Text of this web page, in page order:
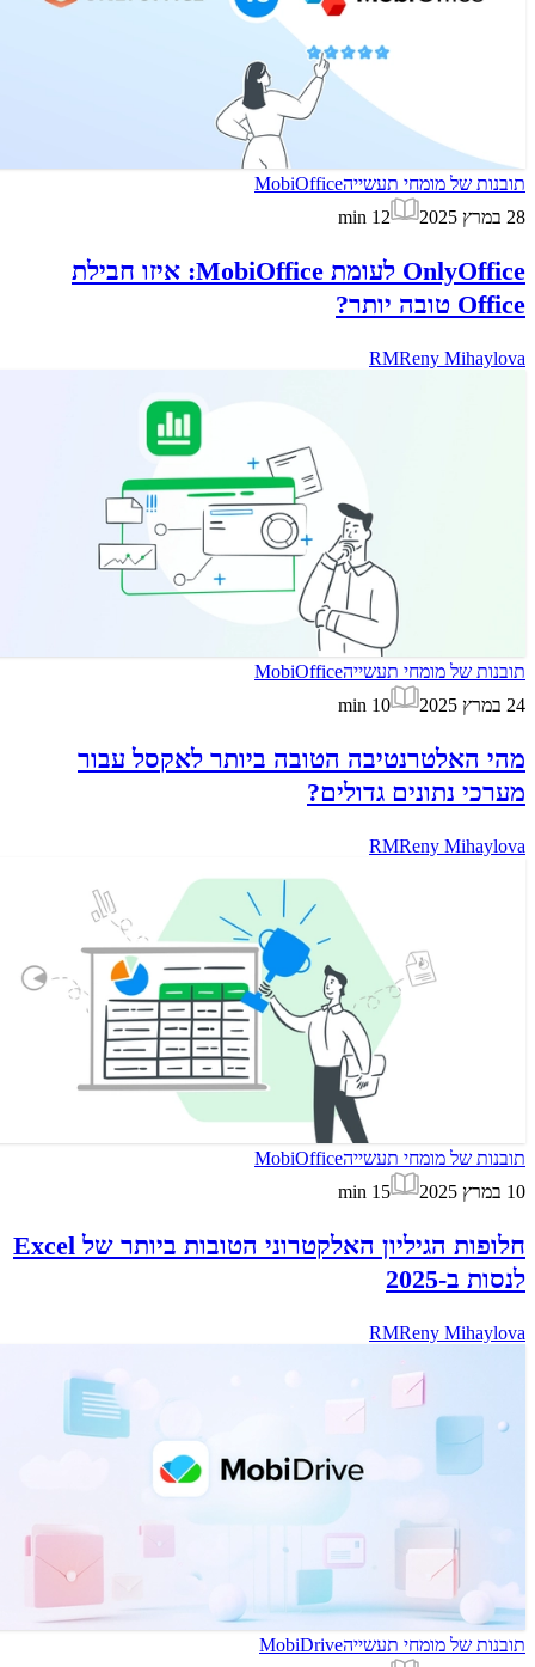
תובנות של מומחי תעשייהMobiOffice
28 במרץ 2025
12
min
OnlyOffice לעומת MobiOffice: איזו חבילת
Office טובה יותר?
RMReny Mihaylova
תובנות של מומחי תעשייהMobiOffice
24 במרץ 2025
10
min
מהי האלטרנטיבה הטובה ביותר לאקסל עבור
מערכי נתונים גדולים?
RMReny Mihaylova
תובנות של מומחי תעשייהMobiOffice
10 במרץ 2025
15
min
חלופות הגיליון האלקטרוני הטובות ביותר של Excel
לנסות ב-2025
RMReny Mihaylova
תובנות של מומחי תעשייהMobiDrive